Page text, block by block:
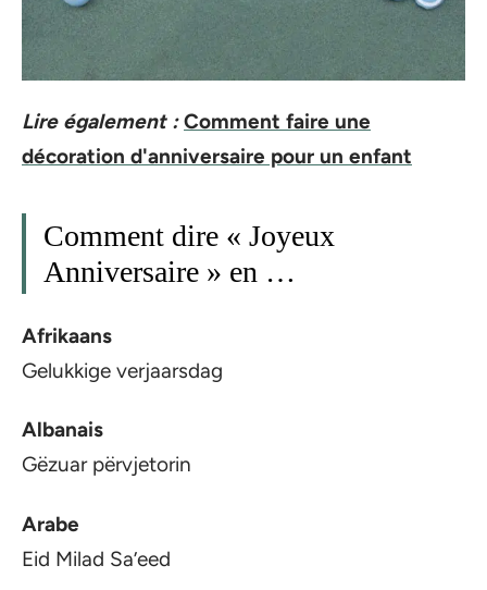
Lire également : Comment faire une
décoration d'anniversaire pour un enfant
Comment dire « Joyeux
Anniversaire » en …
Afrikaans
Gelukkige verjaarsdag
Albanais
Gëzuar përvjetorin
Arabe
Eid Milad Sa’eed